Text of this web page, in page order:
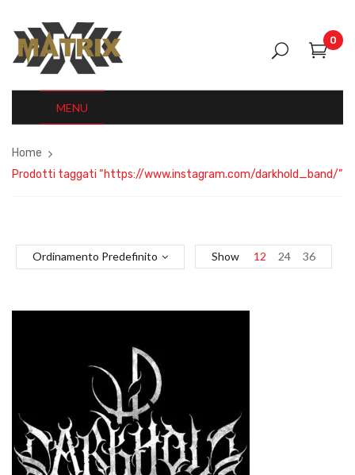
0
MENU
Home
Prodotti taggati “https://www.instagram.com/darkhold_band/”
Ordinamento Predefinito Show 12 24 36